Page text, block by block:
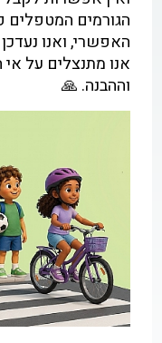
הגורמים המטפלים
האפשרי, ואנו
אנו מתנצלים על אי
וההבנה. 🙏